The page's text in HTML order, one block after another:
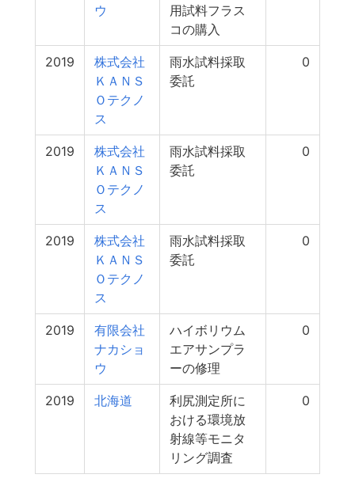
ウ
用試料フラス
コの購入
2019
株式会社
ＫＡＮＳ
Ｏテクノ
ス
雨水試料採取
委託
0
2019
株式会社
ＫＡＮＳ
Ｏテクノ
ス
雨水試料採取
委託
0
2019
株式会社
ＫＡＮＳ
Ｏテクノ
ス
雨水試料採取
委託
0
2019
有限会社
ナカショ
ウ
ハイボリウム
エアサンプラ
ーの修理
0
2019 北海道
利尻測定所に
おける環境放
射線等モニタ
リング調査
0